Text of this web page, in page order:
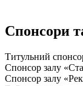
Спонсори
Титульний
Спонсор залу
Спонсор залу